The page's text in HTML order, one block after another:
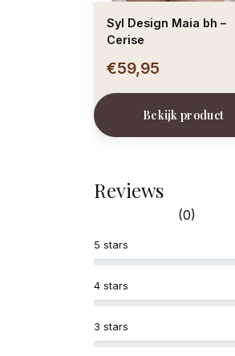
Syl Design Maia bh –
Cerise
€59,95
Bekijk product
Reviews
(0)
3 stars
4 stars
5 stars